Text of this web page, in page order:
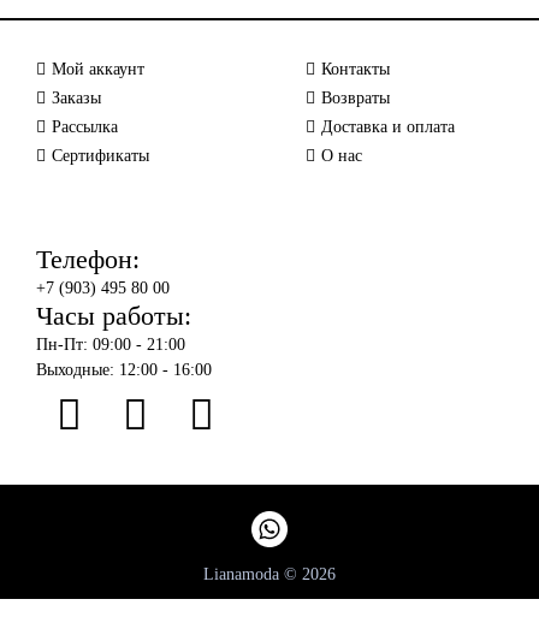
Мой аккаунт
Заказы
Рассылка
Сертификаты
Контакты
Возвраты
Доставка и оплата
О нас
Телефон:
+7 (903) 495 80 00
Часы работы:
Пн-Пт: 09:00 - 21:00
Выходные: 12:00 - 16:00
Lianamoda © 2026